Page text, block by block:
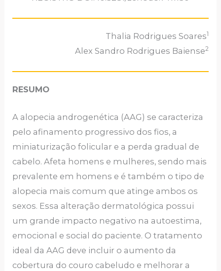
Thalia Rodrigues Soares1
Alex Sandro Rodrigues Baiense2
RESUMO
A alopecia androgenética (AAG) se caracteriza
pelo afinamento progressivo dos fios, a
miniaturização folicular e a perda gradual de
cabelo. Afeta homens e mulheres, sendo mais
prevalente em homens e é também o tipo de
alopecia mais comum que atinge ambos os
sexos. Essa alteração dermatológica possui
um grande impacto negativo na autoestima,
emocional e social do paciente. O tratamento
ideal da AAG deve incluir o aumento da
cobertura do couro cabeludo e melhorar a